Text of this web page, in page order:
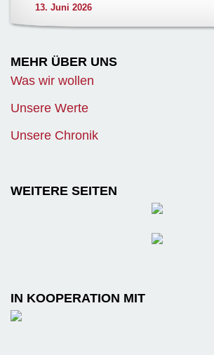
13. Juni 2026
MEHR ÜBER UNS
Was wir wollen
Unsere Werte
Unsere Chronik
WEITERE SEITEN
IN KOOPERATION MIT